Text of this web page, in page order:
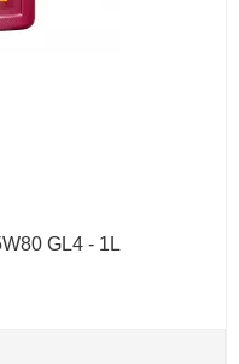
GL4 - 1L